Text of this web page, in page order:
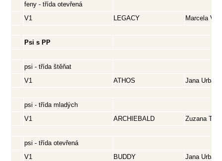
feny - třída otevřená
V1
LEGACY Marcela
Psi s PP
psi - třída štěňat
V1
ATHOS Jana
psi - třída mladých
V1
ARCHIEBALD Zuzana
psi - třída otevřená
V1
BUDDY Jana